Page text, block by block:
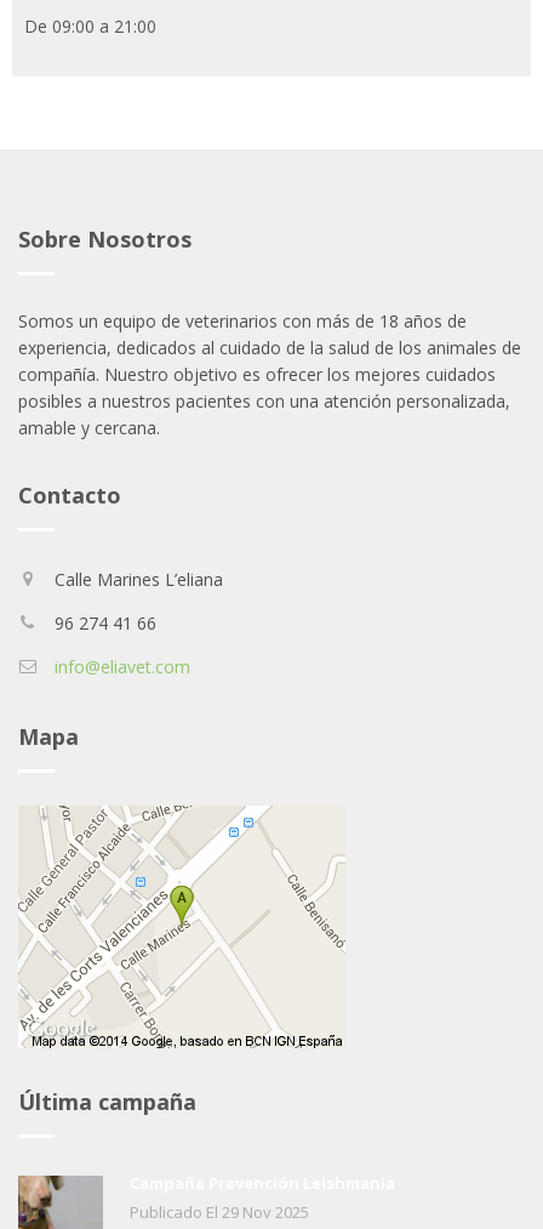
De 09:00 a 21:00
Sobre Nosotros
Somos un equipo de veterinarios con más de 18 años de
experiencia, dedicados al cuidado de la salud de los animales de
compañía. Nuestro objetivo es ofrecer los mejores cuidados
posibles a nuestros pacientes con una atención personalizada,
amable y cercana.
Contacto
Calle Marines L’eliana
96 274 41 66
info@eliavet.com
Mapa
Última campaña
Publicado El 29 Nov 2025